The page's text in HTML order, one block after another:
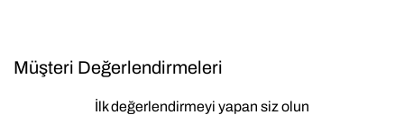
Müşteri Değerlendirmeleri
İlk değerlendirmeyi yapan siz olun